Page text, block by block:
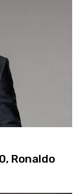
Ronaldo